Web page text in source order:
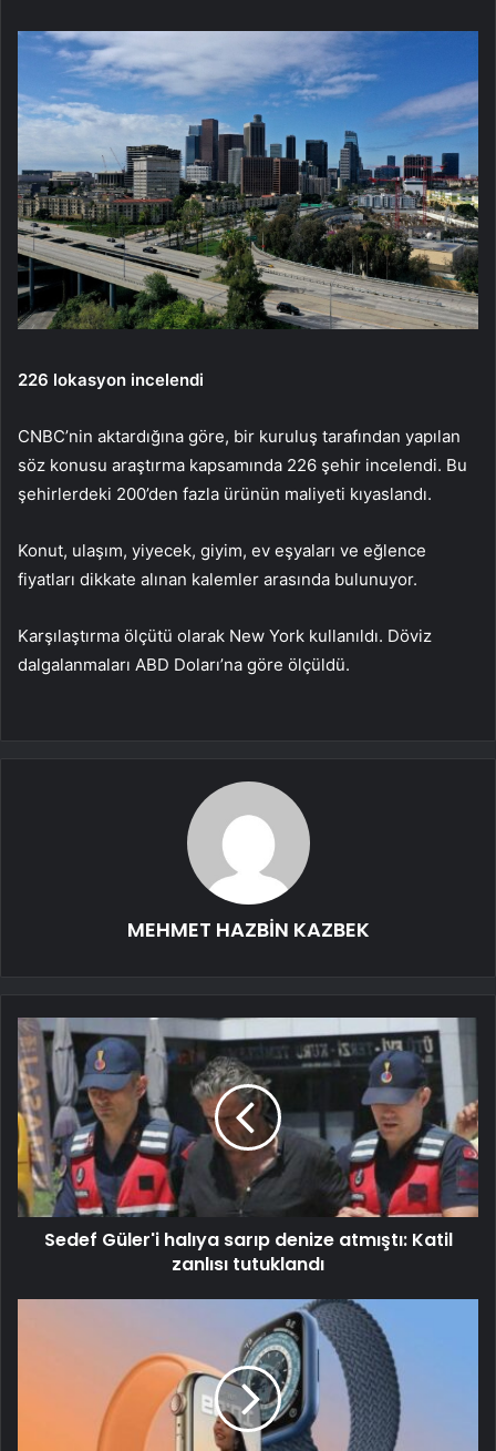
226 lokasyon incelendi
CNBC’nin aktardığına göre, bir kuruluş tarafından yapılan
söz konusu araştırma kapsamında 226 şehir incelendi. Bu
şehirlerdeki 200’den fazla ürünün maliyeti kıyaslandı.
Konut, ulaşım, yiyecek, giyim, ev eşyaları ve eğlence
fiyatları dikkate alınan kalemler arasında bulunuyor.
Karşılaştırma ölçütü olarak New York kullanıldı. Döviz
dalgalanmaları ABD Doları’na göre ölçüldü.
MEHMET HAZBİN KAZBEK
Sedef Güler'i halıya sarıp denize atmıştı: Katil
zanlısı tutuklandı